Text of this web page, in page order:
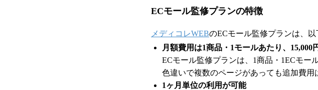
ECモール監修プランの特徴
メディコレWEBのECモール監修プランは、以
月額費用は1商品・1モールあたり、15,000
ECモール監修プランは、1商品・1ECモー
色違いで複数のページがあっても追加費用
1ヶ月単位の利用が可能